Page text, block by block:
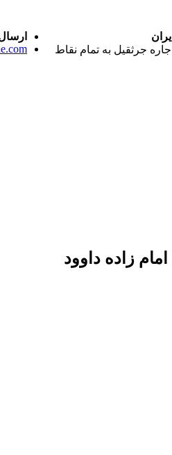
ایران
اجاره جرثقیل به تمام نقاط
امام زاده داوود